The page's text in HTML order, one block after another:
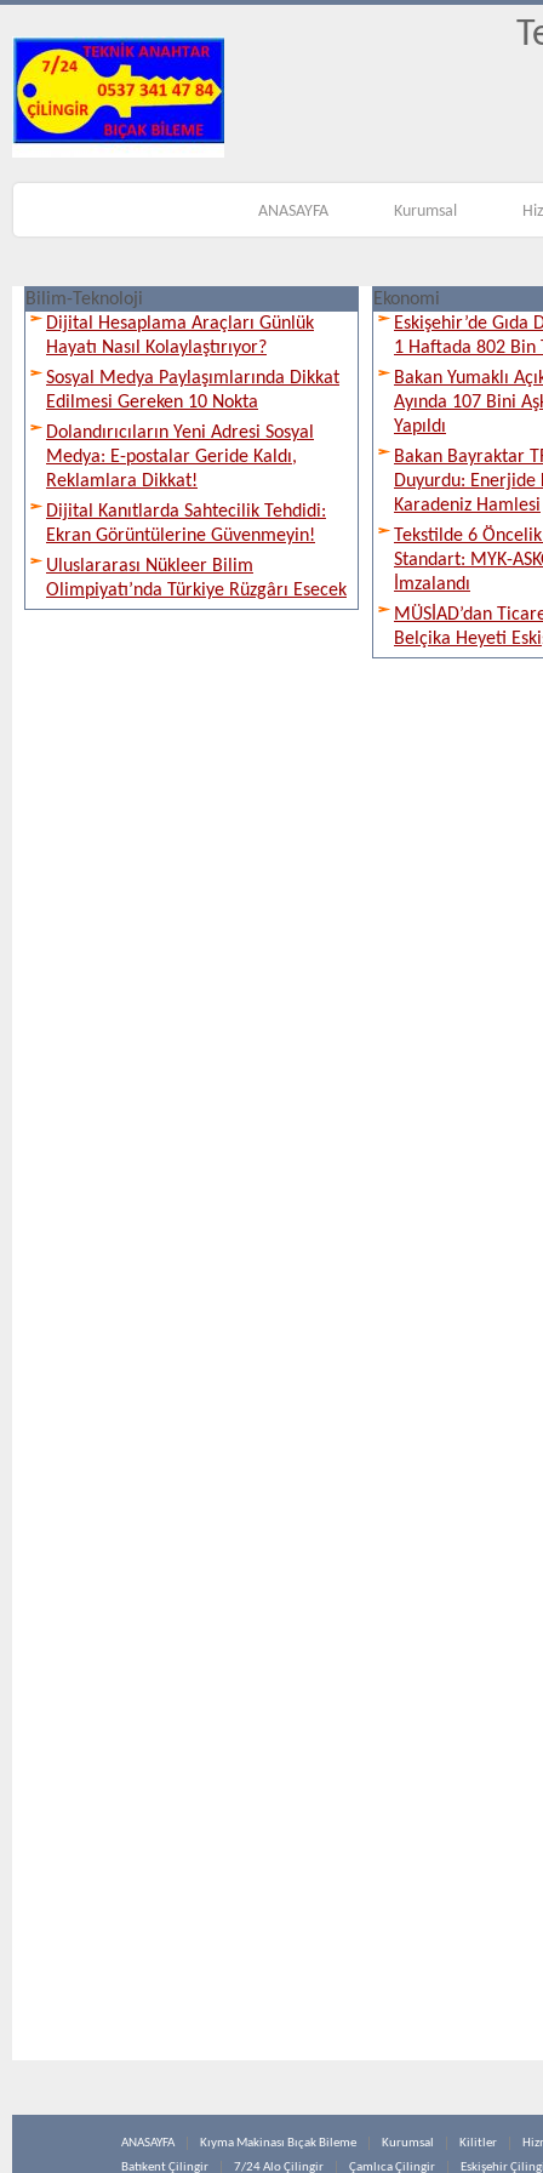
ANASAYFA Kurumsal
Bilim-Teknoloji
Dijital Hesaplama Araçları Günlük
Hayatı Nasıl Kolaylaştırıyor?
Sosyal Medya Paylaşımlarında Dikkat
Edilmesi Gereken 10 Nokta
Dolandırıcıların Yeni Adresi Sosyal
Medya: E-postalar Geride Kaldı,
Reklamlara Dikkat!
Dijital Kanıtlarda Sahtecilik Tehdidi:
Ekran Görüntülerine Güvenmeyin!
Uluslararası Nükleer Bilim
Olimpiyatı’nda Türkiye Rüzgârı Esecek
Ekonomi
Eskişehir’de
1 Haftada 802 Bin
Bakan Yumaklı
Ayında 107 Bini
Yapıldı
Bakan Bayraktar
Duyurdu: Enerjide
Karadeniz Hamlesi
Tekstilde 6
Standart: MYK-
İmzalandı
MÜSİAD’dan
Belçika Heyeti
ANASAYFA Kıyma Makinası Bıçak Bileme Kurumsal Kilitler
Batıkent Çilingir
7/24 Alo Çilingir Çamlıca Çilingir Eskişehir